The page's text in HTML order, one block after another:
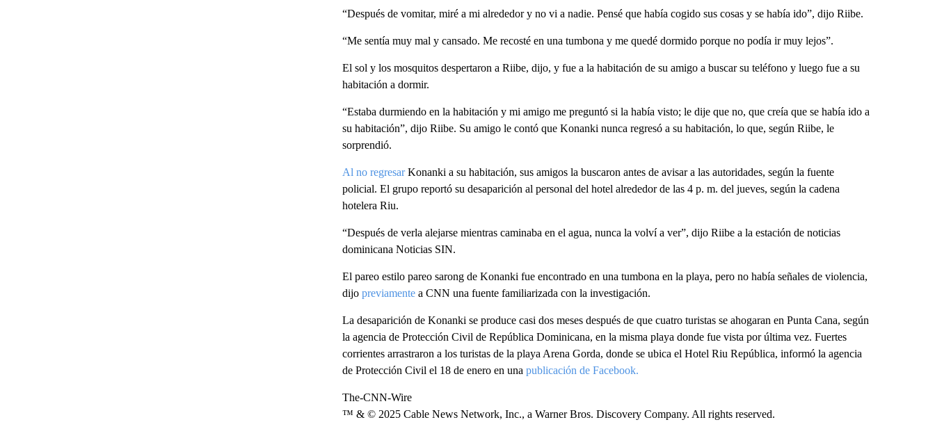
“Después de vomitar, miré a mi alrededor y no vi a nadie. Pensé que había cogido sus cosas y se había ido”, dijo Riibe.
“Me sentía muy mal y cansado. Me recosté en una tumbona y me quedé dormido porque no podía ir muy lejos”.
El sol y los mosquitos despertaron a Riibe, dijo, y fue a la habitación de su amigo a buscar su teléfono y luego fue a su
habitación a dormir.
“Estaba durmiendo en la habitación y mi amigo me preguntó si la había visto; le dije que no, que creía que se había ido a
su habitación”, dijo Riibe. Su amigo le contó que Konanki nunca regresó a su habitación, lo que, según Riibe, le
sorprendió.
Al no regresarKonanki a su habitación, sus amigos la buscaron antes de avisar a las autoridades, según la fuente
policial. El grupo reportó su desaparición al personal del hotel alrededor de las 4 p. m. del jueves, según la cadena
hotelera Riu.
“Después de verla alejarse mientras caminaba en el agua, nunca la volví a ver”, dijo Riibe a la estación de noticias
dominicana Noticias SIN.
El pareo estilo pareo sarong de Konanki fue encontrado en una tumbona en la playa, pero no había señales de violencia,
dijo previamentea CNN una fuente familiarizada con la investigación.
La desaparición de Konanki se produce casi dos meses después de que cuatro turistas se ahogaran en Punta Cana, según
la agencia de Protección Civil de República Dominicana, en la misma playa donde fue vista por última vez. Fuertes
corrientes arrastraron a los turistas de la playa Arena Gorda, donde se ubica el Hotel Riu República, informó la agencia
de Protección Civil el 18 de enero en una publicación de Facebook.
The-CNN-Wire
™ & © 2025 Cable News Network, Inc., a Warner Bros. Discovery Company. All rights reserved.